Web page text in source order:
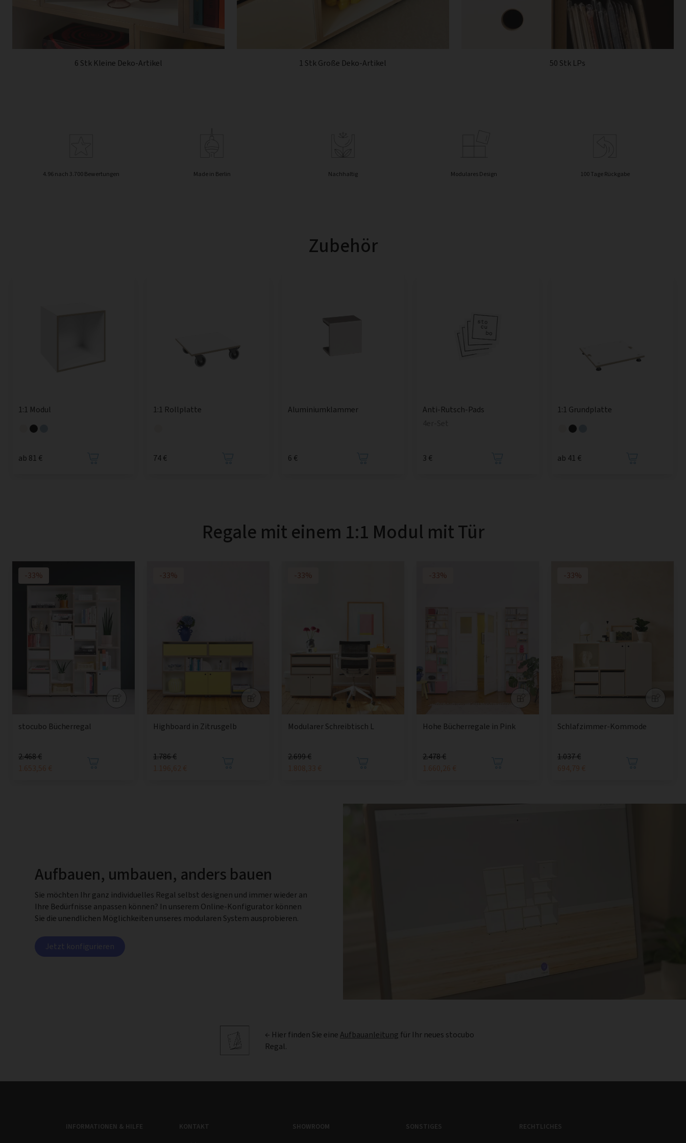
6 Stk Kleine Deko-Artikel 1 Stk Große Deko-Artikel 50 Stk LPs
4.96 nach 3.700 Bewertungen Made in Berlin Nachhaltig Modulares Design 100 Tage Rückgabe
Zubehör
1:1 Modul
ab 81 €
1:1 Rollplatte
74 €
Aluminiumklammer
6 €
Anti-Rutsch-Pads
3 €
1:1 Grundplatte
ab 41 €
Regale mit einem 1:1 Modul mit Tür
-33%
stocubo Bücherregal
2.468 €
1.653,56 €
-33%
Highboard in Zitrusgelb
1.786 €
1.196,62 €
-33%
Modularer Schreibtisch L
2.699 €
1.808,33 €
-33%
Hohe Bücherregale in Pink
2.478 €
1.660,26 €
-33%
Schlafzimmer-Kommode
1.037 €
694,79 €
Aufbauen, umbauen, anders bauen
Sie möchten Ihr ganz individuelles Regal selbst designen und immer wieder an
Ihre Bedürfnisse anpassen können? In unserem Online-Konfigurator können
Sie die unendlichen Möglichkeiten unseres modularen System ausprobieren.
Jetzt konfigurieren
← Hier finden Sie eineAufbauanleitung für Ihr neues stocubo
Regal.
INFORMATIONEN & HILFE KONTAKT SHOWROOM SONSTIGES RECHTLICHES